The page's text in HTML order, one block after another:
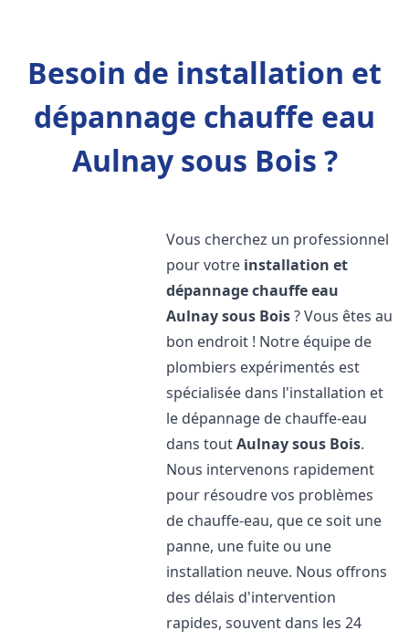
Besoin de installation et
dépannage chauffe eau
Aulnay sous Bois ?
Vous cherchez un professionnel
pour votre installation et
dépannage chauffe eau
Aulnay sous Bois? Vous êtes au
bon endroit ! Notre équipe de
plombiers expérimentés est
spécialisée dans l'installation et
le dépannage de chauffe-eau
dans toutAulnay sous Bois.
Nous intervenons rapidement
pour résoudre vos problèmes
de chauffe-eau, que ce soit une
panne, une fuite ou une
installation neuve. Nous offrons
des délais d'intervention
rapides, souvent dans les 24